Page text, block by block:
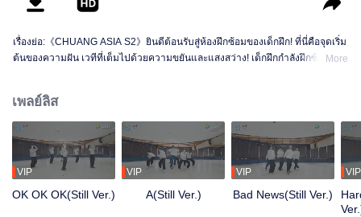
เรื่องย่อ:《CHUANG ASIA S2》ยินดีต้อนรับสู่ห้องฝึกซ้อมของเด็กฝึก! ที่นี่คือจุดเริ่ม
ต้นของความฝัน เวทีที่เต็มไปด้วยความขยันและแสงสว่าง! เด็กฝึกกำลังฝึกซ้อม
ฝึกซ้อมของพวกเขามั้ย?
More
เพลย์ลิส
VIP
OK OK OK(Still Ver.)
VIP
A(Still Ver.)
VIP
Bad News(Still Ver.)
VIP